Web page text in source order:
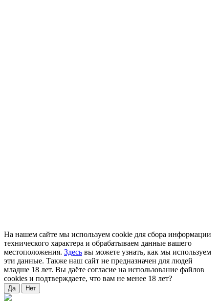
На нашем сайте мы используем cookie для сбора информации
технического характера и обрабатываем данные вашего
местоположения. Здесь вы можете узнать, как мы используем
эти данные. Также наш сайт не предназначен для людей
младше 18 лет. Вы даёте согласие на использование файлов
cookies и подтверждаете, что вам не менее 18 лет?
Да Нет